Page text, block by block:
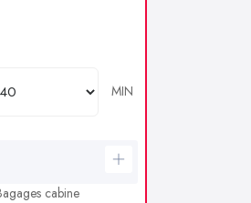
MIN
cabine